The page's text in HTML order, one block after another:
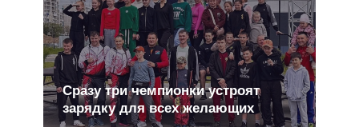
Сразу три чемпионки устроят
зарядку для всех желающих